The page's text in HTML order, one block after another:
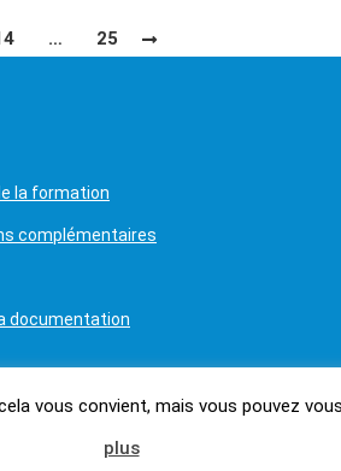
… 25
la formation
complémentaires
documentation
Mentions légales
vous convient, mais vous pouvez
plus